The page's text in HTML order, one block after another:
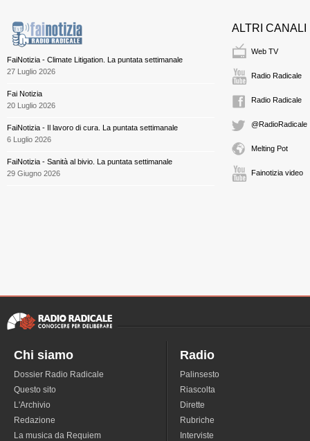
FaiNotizia - Climate Litigation. La puntata settimanale
27 Luglio 2026
Fai Notizia
20 Luglio 2026
FaiNotizia - Il lavoro di cura. La puntata settimanale
6 Luglio 2026
FaiNotizia - Sanità al bivio. La puntata settimanale
29 Giugno 2026
ALTRI CANALI
Web TV
Radio Radicale
Radio Radicale
@RadioRadicale
Melting Pot
Fainotizia video
Chi siamo
Dossier Radio Radicale
Questo sito
L'Archivio
Redazione
La musica da Requiem
Radio
Palinsesto
Riascolta
Dirette
Rubriche
Interviste